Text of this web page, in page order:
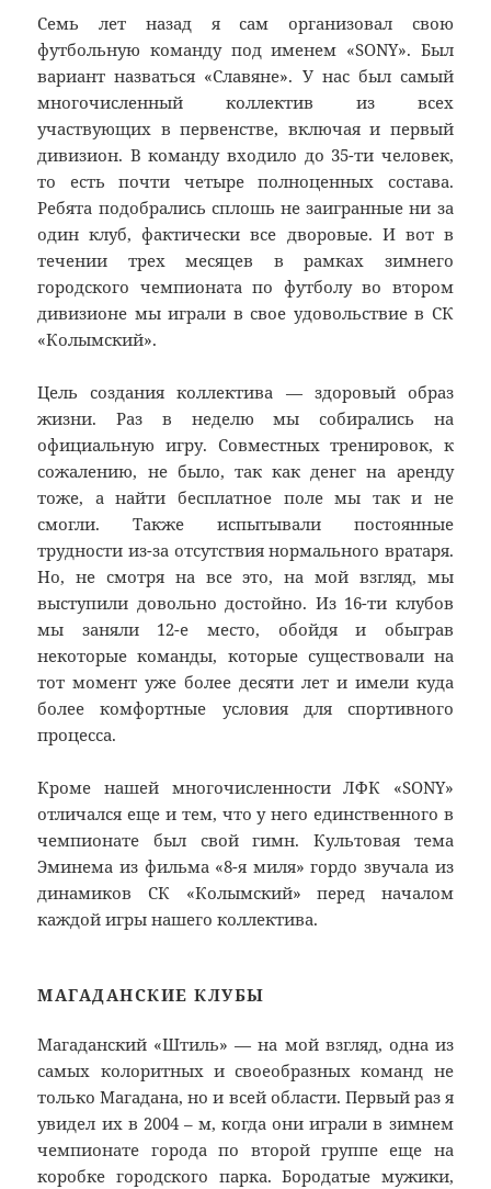
Семь лет назад я сам организовал свою
футбольную команду под именем «SONY». Был
вариант назваться «Славяне». У нас был самый
многочисленный коллектив из всех
участвующих в первенстве, включая и первый
дивизион. В команду входило до 35-ти человек,
то есть почти четыре полноценных состава.
Ребята подобрались сплошь не заигранные ни за
один клуб, фактически все дворовые. И вот в
течении трех месяцев в рамках зимнего
городского чемпионата по футболу во втором
дивизионе мы играли в свое удовольствие в СК
«Колымский».
Цель создания коллектива — здоровый образ
жизни. Раз в неделю мы собирались на
официальную игру. Совместных тренировок, к
сожалению, не было, так как денег на аренду
тоже, а найти бесплатное поле мы так и не
смогли. Также испытывали постоянные
трудности из-за отсутствия нормального вратаря.
Но, не смотря на все это, на мой взгляд, мы
выступили довольно достойно. Из 16-ти клубов
мы заняли 12-е место, обойдя и обыграв
некоторые команды, которые существовали на
тот момент уже более десяти лет и имели куда
более комфортные условия для спортивного
процесса.
Кроме нашей многочисленности ЛФК «SONY»
отличался еще и тем, что у него единственного в
чемпионате был свой гимн. Культовая тема
Эминема из фильма «8-я миля» гордо звучала из
динамиков СК «Колымский» перед началом
каждой игры нашего коллектива.
МАГАДАНСКИЕ КЛУБЫ
Магаданский «Штиль» — на мой взгляд, одна из
самых колоритных и своеобразных команд не
только Магадана, но и всей области. Первый раз я
увидел их в 2004 – м, когда они играли в зимнем
чемпионате города по второй группе еще на
коробке городского парка. Бородатые мужики,